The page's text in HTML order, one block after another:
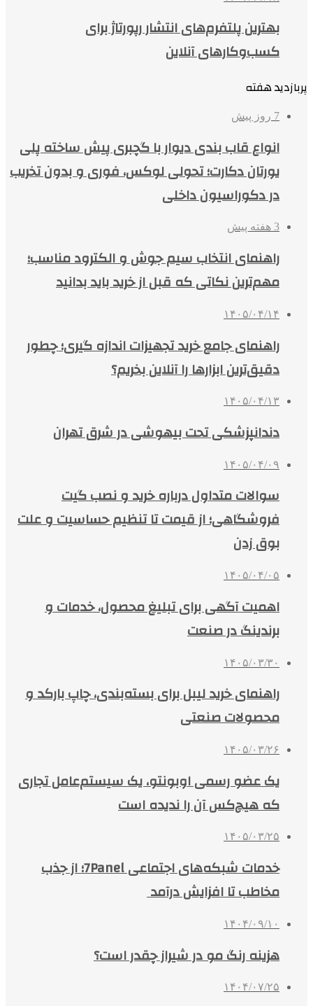
بهترین پلتفرم‌های انتشار رپورتاژ برای
کسب‌وکارهای آنلاین
پربازدید هفته
7 روز پیش
انواع قاب بندی دیوار با گچبری پیش ساخته پلی
یورتان دکارت؛ تحولی لوکس، فوری و بدون تخریب
در دکوراسیون داخلی
3 هفته پیش
راهنمای انتخاب سیم جوش و الکترود مناسب؛
مهم‌ترین نکاتی که قبل از خرید باید بدانید
۱۴۰۵/۰۴/۱۴
راهنمای جامع خرید تجهیزات اندازه گیری؛ چطور
دقیق‌ترین ابزارها را آنلاین بخریم؟
۱۴۰۵/۰۴/۱۳
دندانپزشکی تحت بیهوشی در شرق تهران
۱۴۰۵/۰۴/۰۹
سوالات متداول درباره خرید و نصب گیت
فروشگاهی؛ از قیمت تا تنظیم حساسیت و علت
بوق زدن
۱۴۰۵/۰۴/۰۵
اهمیت آگهی برای تبلیغ محصول، خدمات و
برندینگ در صنعت
۱۴۰۵/۰۳/۳۰
راهنمای خرید لیبل برای بسته‌بندی، چاپ بارکد و
محصولات صنعتی
۱۴۰۵/۰۳/۲۶
یک عضو رسمی اوبونتو، یک سیستم‌عامل تجاری
که هیچ‌کس آن را ندیده است
۱۴۰۵/۰۳/۲۵
خدمات شبکه‌های اجتماعی 7Panel؛ از جذب
مخاطب تا افزایش درآمد
۱۴۰۴/۰۹/۱۰
هزینه رنگ مو در شیراز چقدر است؟
۱۴۰۴/۰۷/۲۵